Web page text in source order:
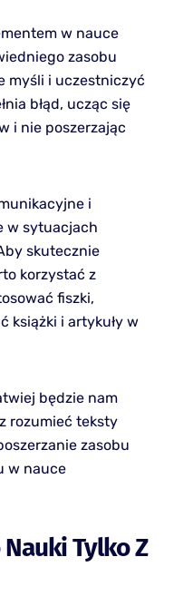
w nauce
zasobu
myśli i uczestniczyć
błąd, ucząc się
i nie poszerzając
i
w sytuacjach
skutecznie
korzystać z
fiszki,
książki i artykuły w
będzie nam
rozumieć teksty
zasobu
w nauce
Tylko Z